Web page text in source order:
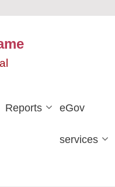
Reports eGov
services